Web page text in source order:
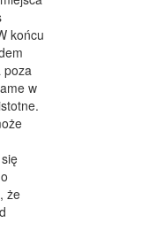
końcu
poza
w
że